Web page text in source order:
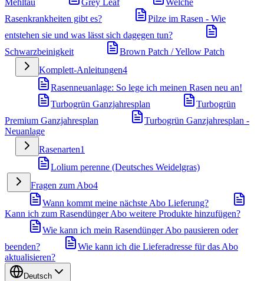
Mehltau
Grey Leaf
Welche
Rasenkrankheiten gibt es?
Pilze im Rasen - Wie
entstehen sie und was lässt sich dagegen tun?
Schwarzbeinigkeit
Brown Patch / Yellow Patch
Komplett-Anleitungen4
Rasenneuanlage: So lege ich meinen Rasen neu an!
Turbogrün Ganzjahresplan
Turbogrün
Premium Ganzjahresplan
Turbogrün Ganzjahresplan -
Neuanlage
Rasenarten1
Lolium perenne (Deutsches Weidelgras)
Fragen zum Abo4
Wann kommt meine nächste Abo Lieferung?
Kann ich zum Rasendünger Abo weitere Produkte hinzufügen?
Wie kann ich mein Rasendünger Abo pausieren oder
beenden?
Wie kann ich die Lieferadresse für das Abo
aktualisieren?
Deutsch